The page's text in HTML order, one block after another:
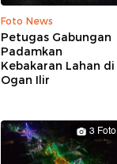
Foto News
Petugas Gabungan
Padamkan
Kebakaran Lahan di
Ogan Ilir
3 Foto